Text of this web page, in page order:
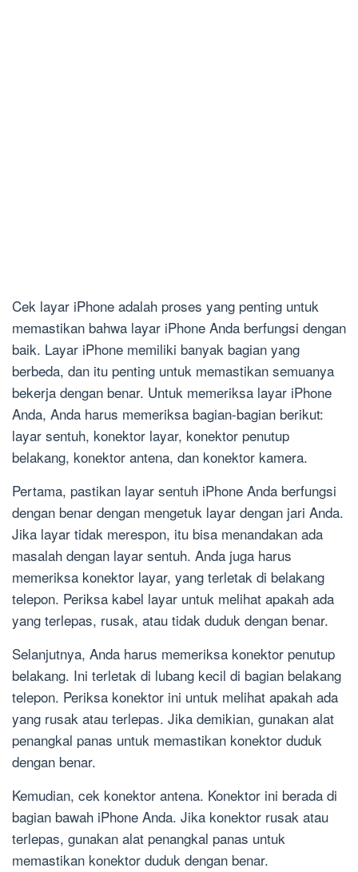
Cek layar iPhone adalah proses yang penting untuk
memastikan bahwa layar iPhone Anda berfungsi dengan
baik. Layar iPhone memiliki banyak bagian yang
berbeda, dan itu penting untuk memastikan semuanya
bekerja dengan benar. Untuk memeriksa layar iPhone
Anda, Anda harus memeriksa bagian-bagian berikut:
layar sentuh, konektor layar, konektor penutup
belakang, konektor antena, dan konektor kamera.
Pertama, pastikan layar sentuh iPhone Anda berfungsi
dengan benar dengan mengetuk layar dengan jari Anda.
Jika layar tidak merespon, itu bisa menandakan ada
masalah dengan layar sentuh. Anda juga harus
memeriksa konektor layar, yang terletak di belakang
telepon. Periksa kabel layar untuk melihat apakah ada
yang terlepas, rusak, atau tidak duduk dengan benar.
Selanjutnya, Anda harus memeriksa konektor penutup
belakang. Ini terletak di lubang kecil di bagian belakang
telepon. Periksa konektor ini untuk melihat apakah ada
yang rusak atau terlepas. Jika demikian, gunakan alat
penangkal panas untuk memastikan konektor duduk
dengan benar.
Kemudian, cek konektor antena. Konektor ini berada di
bagian bawah iPhone Anda. Jika konektor rusak atau
terlepas, gunakan alat penangkal panas untuk
memastikan konektor duduk dengan benar.